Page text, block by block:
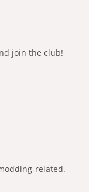
join the club!
related.